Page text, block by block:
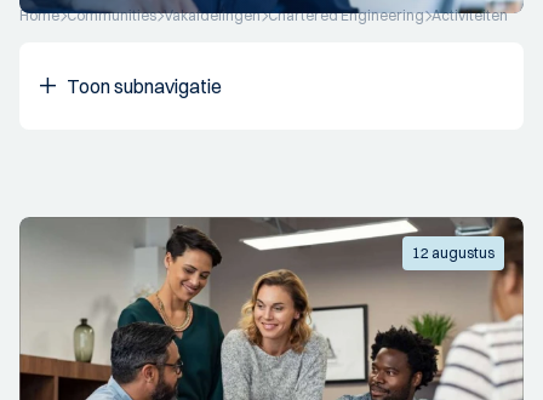
Home Communities Vakafdelingen Chartered Engineering Activiteiten
Toon subnavigatie
12 augustus